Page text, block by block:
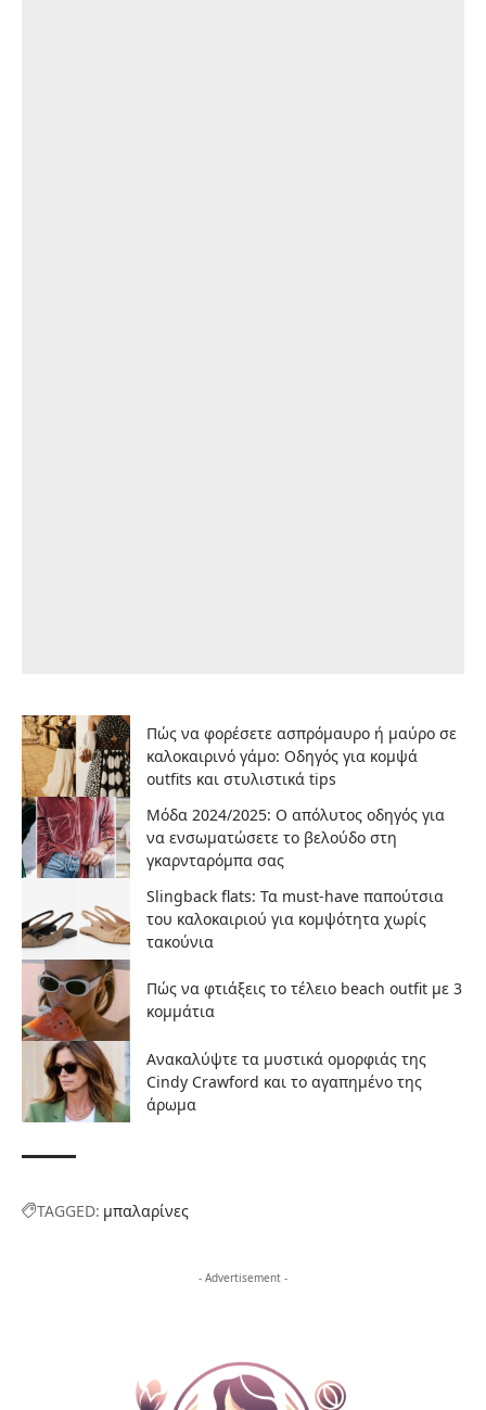
Πώς να φορέσετε ασπρόμαυρο ή μαύρο σε
καλοκαιρινό γάμο: Οδηγός για κομψά
outfits και στυλιστικά tips
Μόδα 2024/2025: Ο απόλυτος οδηγός για
να ενσωματώσετε το βελούδο στη
γκαρνταρόμπα σας
Slingback flats: Τα must-have παπούτσια
του καλοκαιριού για κομψότητα χωρίς
τακούνια
Πώς να φτιάξεις το τέλειο beach outfit με 3
κομμάτια
Ανακαλύψτε τα μυστικά ομορφιάς της
Cindy Crawford και το αγαπημένο της
άρωμα
TAGGED: μπαλαρίνες
- Advertisement -